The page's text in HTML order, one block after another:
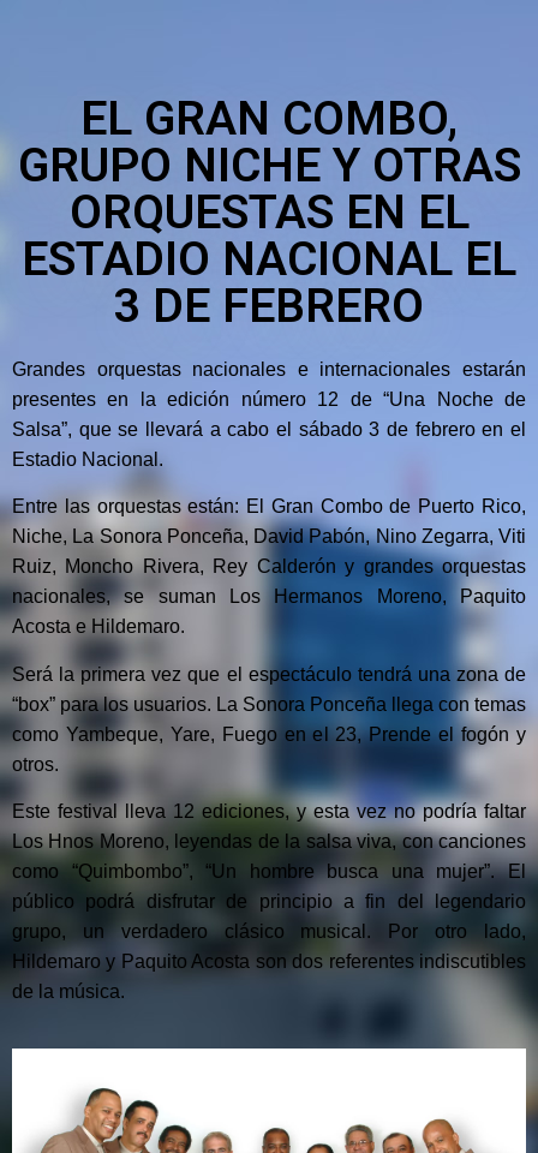
EL GRAN COMBO,
GRUPO NICHE Y OTRAS
ORQUESTAS EN EL
ESTADIO NACIONAL EL
3 DE FEBRERO
Grandes orquestas nacionales e internacionales estarán
presentes en la edición número 12 de “Una Noche de
Salsa”, que se llevará a cabo el sábado 3 de febrero en el
Estadio Nacional.
Entre las orquestas están: El Gran Combo de Puerto Rico,
Niche, La Sonora Ponceña, David Pabón, Nino Zegarra, Viti
Ruiz, Moncho Rivera, Rey Calderón y grandes orquestas
nacionales, se suman Los Hermanos Moreno, Paquito
Acosta e Hildemaro.
Será la primera vez que el espectáculo tendrá una zona de
“box” para los usuarios. La Sonora Ponceña llega con temas
como Yambeque, Yare, Fuego en el 23, Prende el fogón y
otros.
Este festival lleva 12 ediciones, y esta vez no podría faltar
Los Hnos Moreno, leyendas de la salsa viva, con canciones
como “Quimbombo”, “Un hombre busca una mujer”. El
público podrá disfrutar de principio a fin del legendario
grupo, un verdadero clásico musical.
Por otro lado,
Hildemaro y Paquito Acosta son dos referentes indiscutibles
de la música.